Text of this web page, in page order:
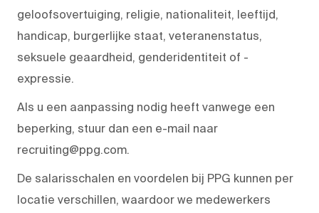
geloofsovertuiging, religie, nationaliteit, leeftijd,
handicap, burgerlijke staat, veteranenstatus,
seksuele geaardheid, genderidentiteit of -
expressie.
Als u een aanpassing nodig heeft vanwege een
beperking, stuur dan een e-mail naar
recruiting@ppg.com.
De salarisschalen en voordelen bij PPG kunnen per
locatie verschillen, waardoor we medewerkers